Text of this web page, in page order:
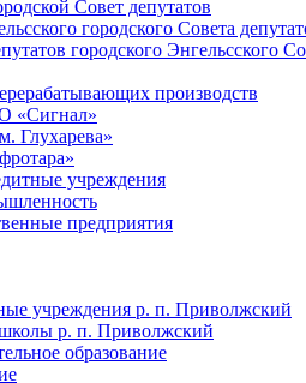
Совет депутатов
городского Совета
городского Энгельсского
производств
Глухарева»
учреждения
предприятия
учреждения р. п. Приволжский
р. п. Приволжский
образование